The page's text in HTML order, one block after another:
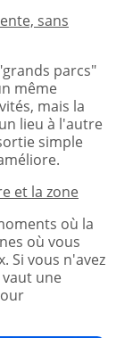
sans
parcs"
même
mais la
lieu à l'autre
simple
et la zone
où la
où vous
Si vous n'avez
une